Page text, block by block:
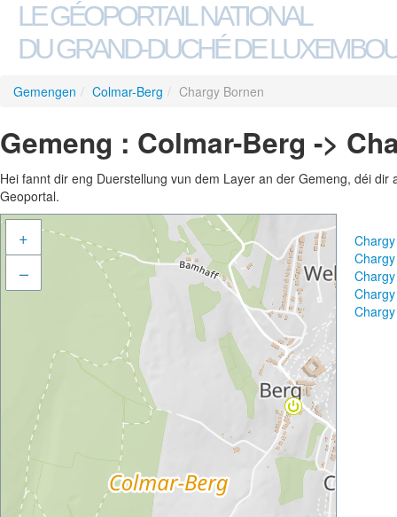
LE GÉOPORTAIL NATIONAL
DU GRAND-DUCHÉ DE
Gemengen / Colmar-Berg / Chargy Bornen
Gemeng : Colmar-Berg ->
Hei fannt dir eng Duerstellung vun dem Layer an der Gemeng, déi
Geoportal.
+
–